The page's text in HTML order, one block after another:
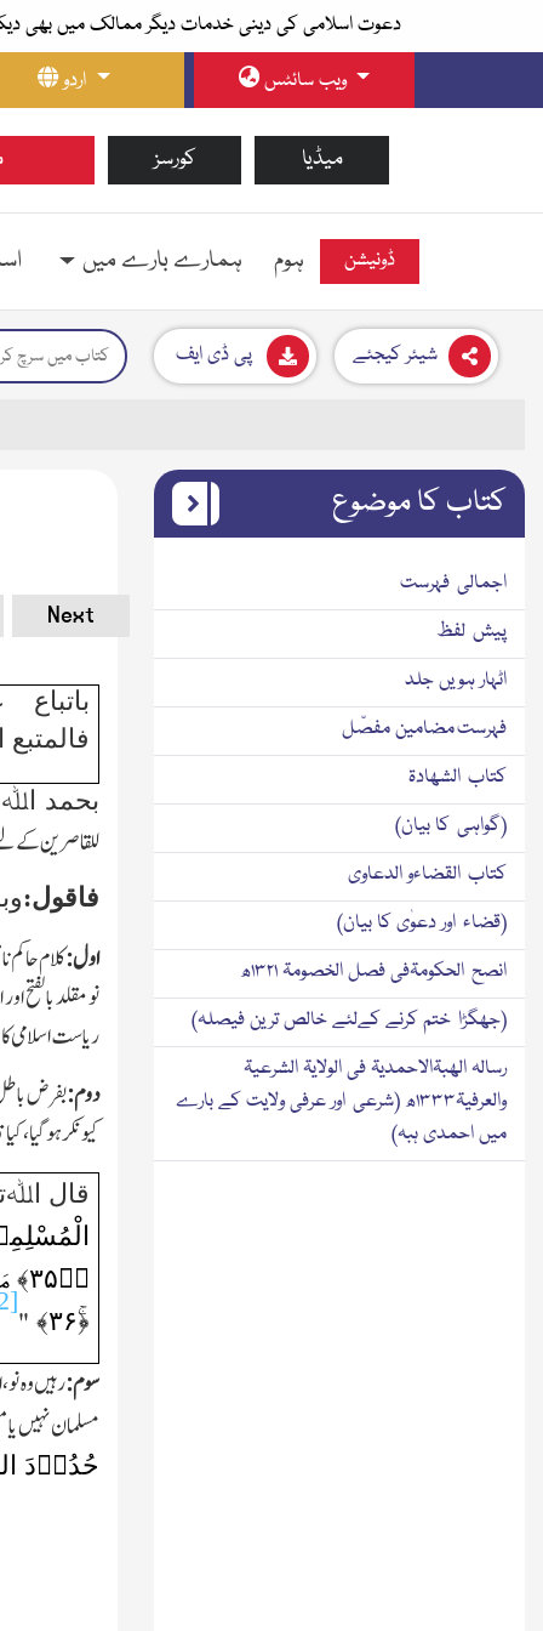
دعوت اسلامی کی دینی خدمات دیگر ممالک میں بھی
اردو
ویب سائٹس
کورسز میڈیا
ہوم ہمارے بارے میں ڈونیشن
پی ڈی ایف شیئر کیجئے
Next
بحمد اﷲ
للقاصرین
فاقول:
اول:کلام
نو مقلد
ریاست اسلامی کا
دوم:بفرض
کیونکر
قال
﴿ؕ۳۵﴾
﴿ۚ۳۶﴾ "
سوم:رہیں وہ
مسلمان نہیں
حُدُوۡدَ
کتاب کا موضوع
اجمالی فہرست
پیش لفظ
اٹہار ہویں جلد
فہرست مضامین مفصّل
کتاب الشھادۃ
(گواہی کا بیان)
کتاب القضاءو الدعاوی
(قضاء اور دعوٰی کا بیان)
انصح الحکومۃفی فصل الخصومۃ ۱۳۲۱ھ
(جھگڑا ختم کرنے کےلئے خالص ترین فیصلہ)
رسالہ الھبۃالاحمدیۃ فی الولایۃ الشرعیۃ
والعرفیۃ۱۳۳۳ھ (شرعی اور عرفی ولایت کے بارے
میں احمدی ہبہ)